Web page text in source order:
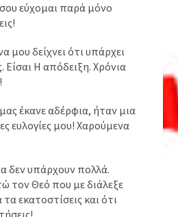
εύχομαι παρά μόνο
μου δείχνει ότι υπάρχει
Είσαι Η απόδειξη. Χρόνια
έκανε αδέρφια, ήταν μια
ευλογίες μου! Χαρούμενα
δεν υπάρχουν πολλά.
τον Θεό που με διάλεξε
εκατοστίσεις και ότι